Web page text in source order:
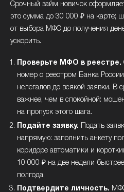
Срочный займ новичок
это сумма до 30 000 ₽ на карте;
от выбора МФО до получения
ускорить.
Проверьте МФО в реестре.
номер с реестром Банка
нелегалов до всякой заявки. В
важнее, чем в спокойной:
на пропуск этого шага.
Подайте заявку. Подать
напрямую: заполнить анкету
коридоре автоматики и
10 000 ₽ на две недели
полгода.
Подтвердите личность.